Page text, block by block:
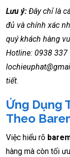
Lưu ý: Đây chỉ là
đủ và chính xác
quý khách hàng
Hotline: 0938
tiết.
Ứng Dụng
Theo
Việc hiểu rõ
hàng mà còn tối